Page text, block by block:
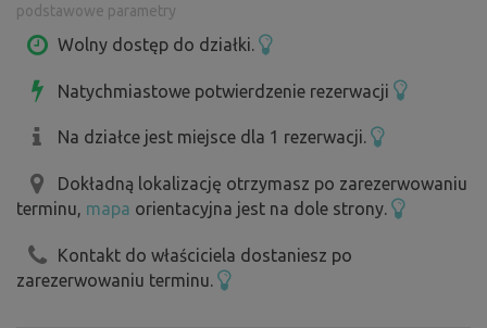
podstawowe parametry
Wolny dostęp do działki.
Natychmiastowe potwierdzenie rezerwacji
Na działce jest miejsce dla 1 rezerwacji.
Dokładną lokalizację otrzymasz po zarezerwowaniu
terminu, mapa orientacyjna jest na dole strony.
Kontakt do właściciela dostaniesz po
zarezerwowaniu terminu.